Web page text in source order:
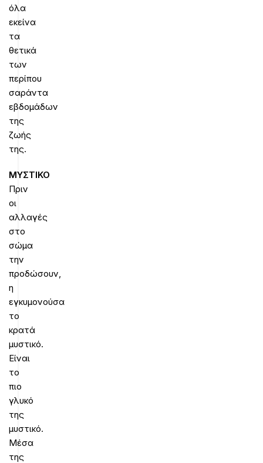
όλα
εκείνα
τα
θετικά
των
περίπου
σαράντα
εβδομάδων
της
ζωής
της.
ΜΥΣΤΙΚΟ
Πριν
οι
αλλαγές
στο
σώμα
την
προδώσουν,
η
εγκυμονούσα
το
κρατά
μυστικό.
Είναι
το
πιο
γλυκό
της
μυστικό.
Μέσα
της